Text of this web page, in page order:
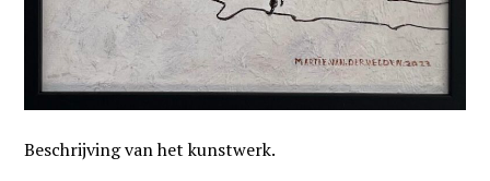
Beschrijving van het kunstwerk.